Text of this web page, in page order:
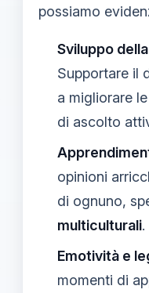
possiamo
Sviluppo
Supportare il
a migliorare
di ascolto
opinioni
di ognuno,
multiculturali.
Emotività e
momenti di